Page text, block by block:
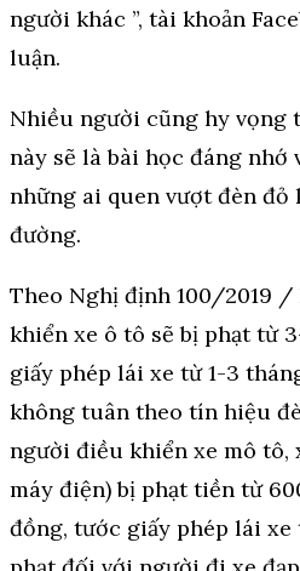
người khác ”, tài khoản
luận.
Nhiều người cũng hy
này sẽ là bài học đáng nhớ
những ai quen vượt đèn
đường.
Theo Nghị định 100/2019
khiển xe ô tô sẽ bị phạt từ
giấy phép lái xe từ 1-3
không tuân theo tín hiệu
người điều khiển xe mô tô,
máy điện) bị phạt tiền từ
đồng, tước giấy phép lái xe